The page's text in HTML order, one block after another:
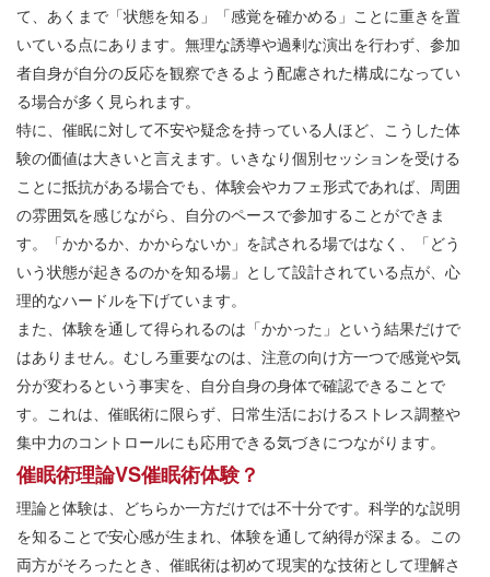
て、あくまで「状態を知る」「感覚を確かめる」ことに重きを置
いている点にあります。無理な誘導や過剰な演出を行わず、参加
者自身が自分の反応を観察できるよう配慮された構成になってい
る場合が多く見られます。
特に、催眠に対して不安や疑念を持っている人ほど、こうした体
験の価値は大きいと言えます。いきなり個別セッションを受ける
ことに抵抗がある場合でも、体験会やカフェ形式であれば、周囲
の雰囲気を感じながら、自分のペースで参加することができま
す。「かかるか、かからないか」を試される場ではなく、「どう
いう状態が起きるのかを知る場」として設計されている点が、心
理的なハードルを下げています。
また、体験を通して得られるのは「かかった」という結果だけで
はありません。むしろ重要なのは、注意の向け方一つで感覚や気
分が変わるという事実を、自分自身の身体で確認できることで
す。これは、催眠術に限らず、日常生活におけるストレス調整や
集中力のコントロールにも応用できる気づきにつながります。
催眠術理論VS催眠術体験？
理論と体験は、どちらか一方だけでは不十分です。科学的な説明
を知ることで安心感が生まれ、体験を通して納得が深まる。この
両方がそろったとき、催眠術は初めて現実的な技術として理解さ